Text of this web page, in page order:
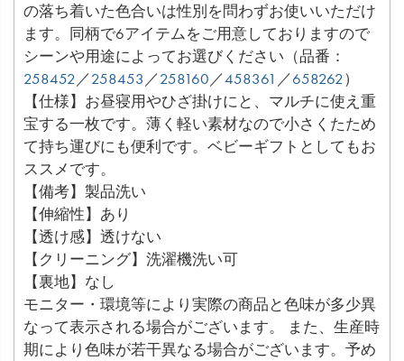
の落ち着いた色合いは性別を問わずお使いいただけ
ます。同柄で6アイテムをご用意しておりますので
シーンや用途によってお選びください（品番：
258452 ／258453 ／258160 ／458361 ／658262）
【仕様】お昼寝用やひざ掛けにと、マルチに使え重
宝する一枚です。薄く軽い素材なので小さくたため
て持ち運びにも便利です。ベビーギフトとしてもお
ススメです。
【備考】製品洗い
【伸縮性】あり
【透け感】透けない
【クリーニング】洗濯機洗い可
【裏地】なし
モニター・環境等により実際の商品と色味が多少異
なって表示される場合がございます。 また、生産時
期により色味が若干異なる場合がございます。予め